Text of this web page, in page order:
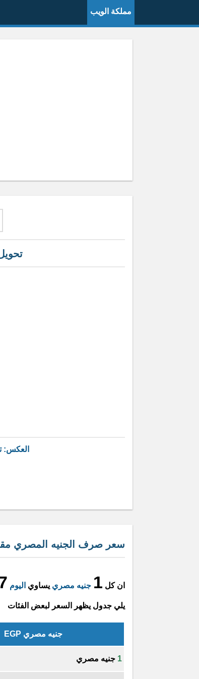
مملكة الويب
العكس:
سعر صرف الجنيه المصري
ان كل 1 جنيه مصري يساوي اليوم
يلي جدول يظهر السعر لبعض الفئات
جنيه مصري EGP
1 جنيه مصري